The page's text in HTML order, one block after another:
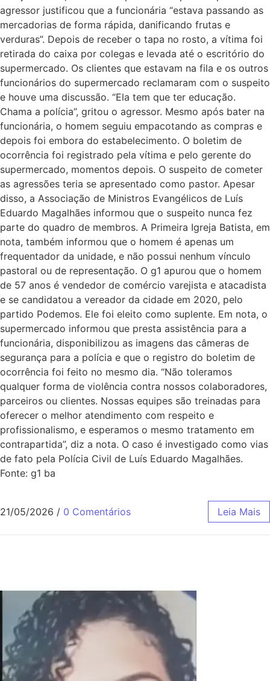
agressor justificou que a funcionária “estava passando as
mercadorias de forma rápida, danificando frutas e
verduras”. Depois de receber o tapa no rosto, a vítima foi
retirada do caixa por colegas e levada até o escritório do
supermercado. Os clientes que estavam na fila e os outros
funcionários do supermercado reclamaram com o suspeito
e houve uma discussão. “Ela tem que ter educação.
Chama a polícia”, gritou o agressor. Mesmo após bater na
funcionária, o homem seguiu empacotando as compras e
depois foi embora do estabelecimento. O boletim de
ocorrência foi registrado pela vítima e pelo gerente do
supermercado, momentos depois. O suspeito de cometer
as agressões teria se apresentado como pastor. Apesar
disso, a Associação de Ministros Evangélicos de Luís
Eduardo Magalhães informou que o suspeito nunca fez
parte do quadro de membros. A Primeira Igreja Batista, em
nota, também informou que o homem é apenas um
frequentador da unidade, e não possui nenhum vínculo
pastoral ou de representação. O g1 apurou que o homem
de 57 anos é vendedor de comércio varejista e atacadista
e se candidatou a vereador da cidade em 2020, pelo
partido Podemos. Ele foi eleito como suplente. Em nota, o
supermercado informou que presta assistência para a
funcionária, disponibilizou as imagens das câmeras de
segurança para a polícia e que o registro do boletim de
ocorrência foi feito no mesmo dia. “Não toleramos
qualquer forma de violência contra nossos colaboradores,
parceiros ou clientes. Nossas equipes são treinadas para
oferecer o melhor atendimento com respeito e
profissionalismo, e esperamos o mesmo tratamento em
contrapartida”, diz a nota. O caso é investigado como vias
de fato pela Polícia Civil de Luís Eduardo Magalhães.
Fonte: g1 ba
21/05/2026 / 0 Comentários Leia Mais